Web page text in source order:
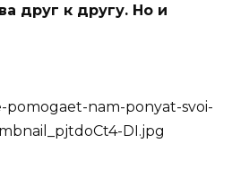
друг к другу. Но и